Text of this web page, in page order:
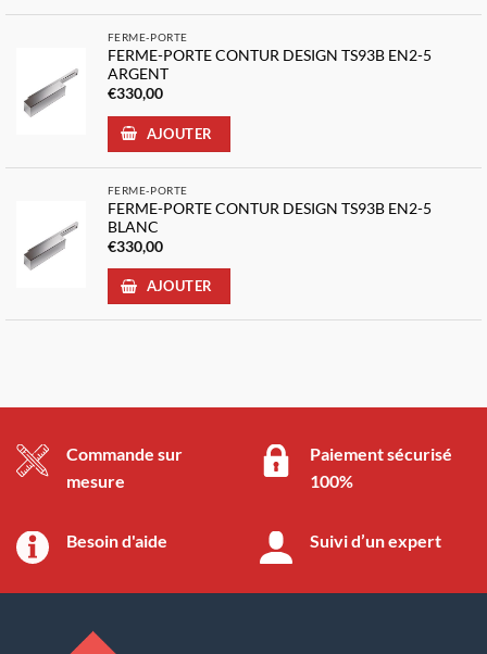
FERME-PORTE
FERME-PORTE CONTUR DESIGN TS93B EN2-5
ARGENT
€330,00
AJOUTER
FERME-PORTE
FERME-PORTE CONTUR DESIGN TS93B EN2-5
BLANC
€330,00
AJOUTER
Commande sur
mesure
Paiement sécurisé
100%
Besoin d'aide Suivi d’un expert